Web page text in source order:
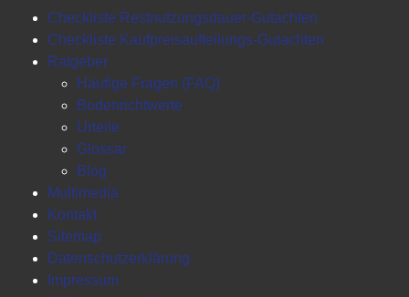
Checkliste Restnutzungsdauer-Gutachten
Checkliste Kaufpreisaufteilungs-Gutachten
Ratgeber
Häufige Fragen (FAQ)
Bodenrichtwerte
Urteile
Glossar
Blog
Multimedia
Kontakt
Sitemap
Datenschutzerklärung
Impressum